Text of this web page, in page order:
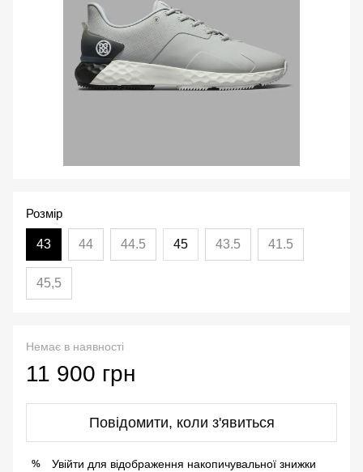
Розмір
43 44 44.5 45 43.5 41.5
45,5
Немає в наявності
11 900 грн
Повідомити, коли з'явиться
% Увійти для відображення накопичувальної знижки